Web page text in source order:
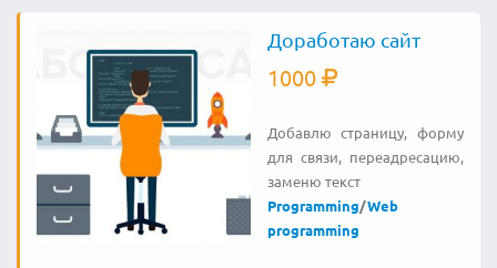
Доработаю сайт
1000
Добавлю страницу, форму
для связи, переадресацию,
заменю текст
Programming/Web
programming